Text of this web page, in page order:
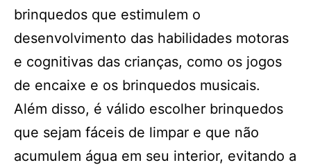
brinquedos que estimulem o
desenvolvimento das habilidades motoras
e cognitivas das crianças, como os jogos
de encaixe e os brinquedos musicais.
Além disso, é válido escolher brinquedos
que sejam fáceis de limpar e que não
acumulem água em seu interior, evitando a